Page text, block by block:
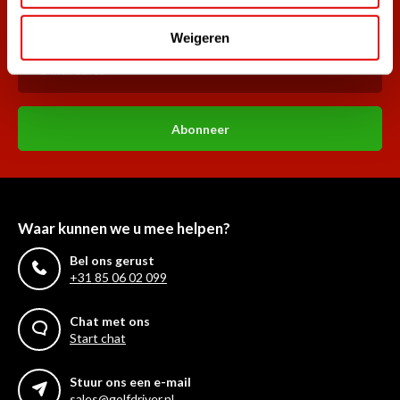
Weigeren
Word ook lid van de nieuwsbrief en mis nooit meer de beste
Abonneer
Waar kunnen we u mee helpen?
Bel ons gerust
+31 85 06 02 099
Chat met ons
Start chat
Stuur ons een e-mail